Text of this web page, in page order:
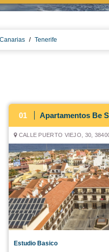
/ Tenerife
01 Apartamentos Be
CALLE PUERTO VIEJO, 30,
Estudio Basico